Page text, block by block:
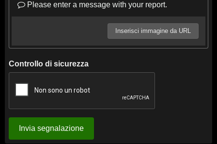
Please enter a message with your report.
Inserisci immagine da URL
Controllo di sicurezza
Invia segnalazione